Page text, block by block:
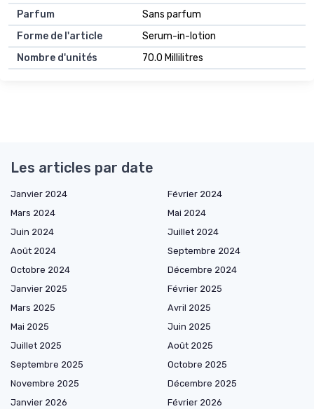
Parfum
Sans parfum
Forme de l'article
Serum-in-lotion
Nombre d'unités
70.0 Millilitres
Les articles par date
Janvier 2024
Février 2024
Mars 2024
Mai 2024
Juin 2024
Juillet 2024
Août 2024
Septembre 2024
Octobre 2024
Décembre 2024
Janvier 2025
Février 2025
Mars 2025
Avril 2025
Mai 2025
Juin 2025
Juillet 2025
Août 2025
Septembre 2025
Octobre 2025
Novembre 2025
Décembre 2025
Janvier 2026
Février 2026